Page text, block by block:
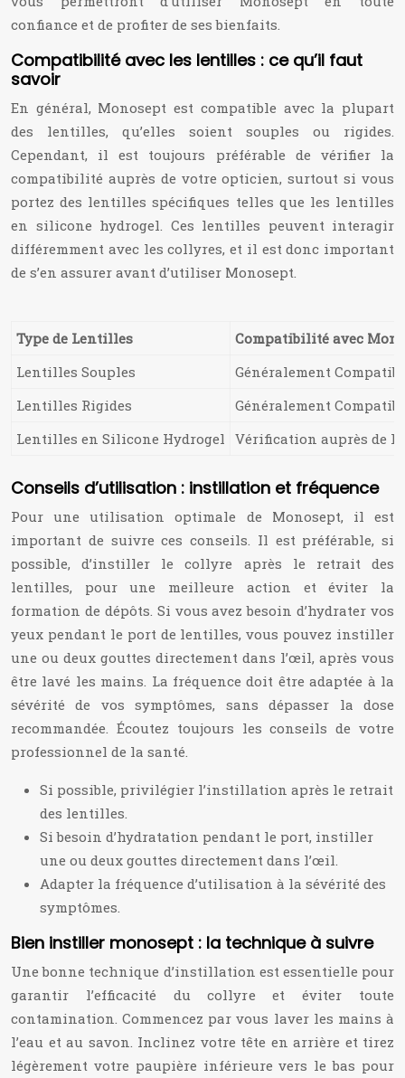
confiance et de profiter de ses bienfaits.
Compatibilité avec les lentilles : ce qu’il faut
savoir
En général, Monosept est compatible avec la plupart
des lentilles, qu’elles soient souples ou rigides.
Cependant, il est toujours préférable de vérifier la
compatibilité auprès de votre opticien, surtout si vous
portez des lentilles spécifiques telles que les lentilles
en silicone hydrogel. Ces lentilles peuvent interagir
différemment avec les collyres, et il est donc important
de s’en assurer avant d’utiliser Monosept.
Type de Lentilles
Compatibilité avec
Lentilles Souples
Généralement
Lentilles Rigides
Généralement
Lentilles en Silicone Hydrogel Vérification auprès de
Conseils d’utilisation : instillation et fréquence
Pour une utilisation optimale de Monosept, il est
important de suivre ces conseils. Il est préférable, si
possible, d’instiller le collyre après le retrait des
lentilles, pour une meilleure action et éviter la
formation de dépôts. Si vous avez besoin d’hydrater vos
yeux pendant le port de lentilles, vous pouvez instiller
une ou deux gouttes directement dans l’œil, après vous
être lavé les mains. La fréquence doit être adaptée à la
sévérité de vos symptômes, sans dépasser la dose
recommandée. Écoutez toujours les conseils de votre
professionnel de la santé.
Si possible, privilégier l’instillation après le retrait
des lentilles.
Si besoin d’hydratation pendant le port, instiller
une ou deux gouttes directement dans l’œil.
Adapter la fréquence d’utilisation à la sévérité des
symptômes.
Bien instiller monosept : la technique à suivre
Une bonne technique d’instillation est essentielle pour
garantir l’efficacité du collyre et éviter toute
contamination. Commencez par vous laver les mains à
l’eau et au savon. Inclinez votre tête en arrière et tirez
légèrement votre paupière inférieure vers le bas pour